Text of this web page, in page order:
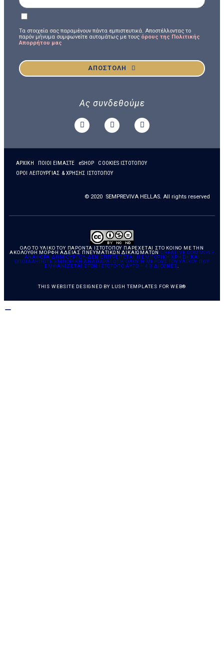
Τα στοιχεία σας παραμένουν πάντα εμπιστευτικά. Αποστέλλοντας το
παρόν μήνυμα συμφωνείτε αυτομάτως με τους όρους της Πολιτικής
Απορρήτου μας
ΑΠΟΣΤΟΛΗ
Ας συνδεθούμε
ΑΡΧΙΚΗ ΠΟΙΟΙ ΕΙΜΑΣΤΕ eSHOP
COOKIES ΙΣΤΟΤΟΠΟΥ
ΟΡΟΙ ΛΕΙΤΟΥΡΓΙΑΣ & ΧΡΗΣΗΣ ΙΣΤΟΤΟΠΟΥ
© 2020 SEMPREVIVA HELLAS. All rights reserved
ΌΛΟ ΤΟ ΥΛΙΚΌ ΤΟΥ ΠΑΡΌΝΤΑ ΙΣΤΌΤΟΠΟΥ ΠΑΡΈΧΕΤΑΙ ΣΤΟ ΚΟΙΝΌ ΜΕ ΤΗΝ
ΑΚΌΛΟΥΘΗ ΜΟΡΦΉ ΑΔΕΊΑΣ ΠΝΕΥΜΑΤΙΚΏΝ ΔΙΚΑΙΩΜΆΤΩΝ CREATIVE COMMONS
ΑΝΑΦΟΡΆ ΔΗΜΙΟΥΡΓΟΎ-ΔΕΝ ΕΠΙΤΡΈΠΕΤΑΙ Η ΕΜΠΟΡΙΚΉ ΧΡΉΣΗ ΚΑΙ
ΟΠΟΙΑΔΉΠΟΤΕ ΕΜΠΟΡΙΚΉ ΑΝΑΠΑΡΑΓΩΓΉ ΌΛΟΥ Ή ΜΈΡΟΥΣ ΤΟΥ ΥΛΙΚΟΎ ΠΟΥ Ε
ΜΦΑΝΊΖΕΤΑΙ ΣΤΟΝ ΙΣΤΌΤΟΠΟ ΑΥΤΌ – 4.0 ΔΙΕΘΝΈΣ
THIS WEBSITE DESIGNED BY LUSH TEMPLATES FOR WEB®